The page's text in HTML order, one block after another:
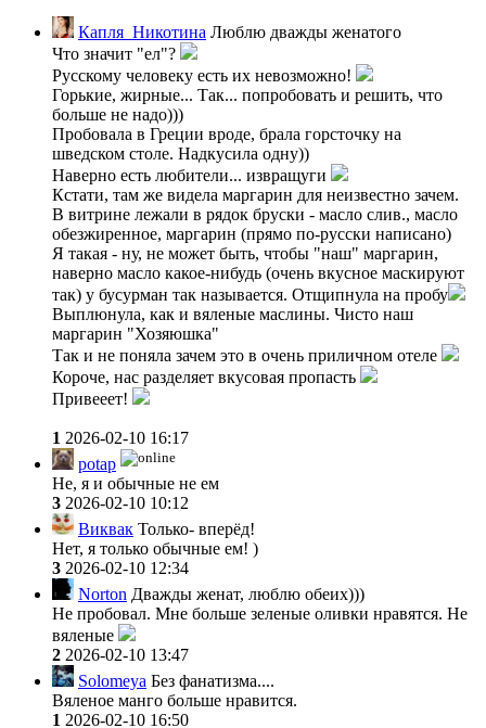
Капля_Никотина Люблю дважды женатого
Что значит "ел"?
Русскому человеку есть их невозможно!
Горькие, жирные... Так... попробовать и решить, что
больше не надо)))
Пробовала в Греции вроде, брала горсточку на
шведском столе. Надкусила одну))
Наверно есть любители... извращуги
Кстати, там же видела маргарин для неизвестно зачем.
В витрине лежали в рядок бруски - масло слив., масло
обезжиренное, маргарин (прямо по-русски написано)
Я такая - ну, не может быть, чтобы "наш" маргарин,
наверно масло какое-нибудь (очень вкусное маскируют
так) у бусурман так называется. Отщипнула на пробу
Выплюнула, как и вяленые маслины. Чисто наш
маргарин "Хозяюшка"
Так и не поняла зачем это в очень приличном отеле
Короче, нас разделяет вкусовая пропасть
Привееет!
1 2026-02-10 16:17
potap
Не, я и обычные не ем
3 2026-02-10 10:12
Виквак Только- вперёд!
Нет, я только обычные ем! )
3 2026-02-10 12:34
Norton Дважды женат, люблю обеих)))
Не пробовал. Мне больше зеленые оливки нравятся. Не
вяленые
2 2026-02-10 13:47
Solomeya Без фанатизма....
Вяленое манго больше нравится.
1 2026-02-10 16:50